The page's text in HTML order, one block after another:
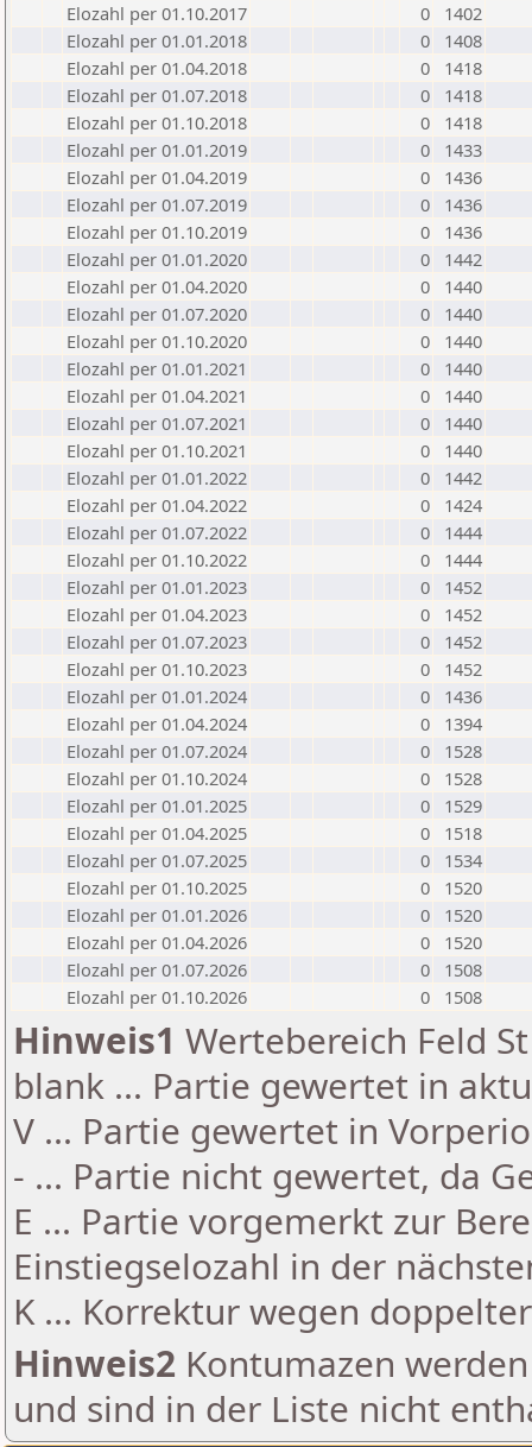
Elozahl per 01.10.2017
0
1402
Elozahl per 01.01.2018
0
1408
Elozahl per 01.04.2018
0
1418
Elozahl per 01.07.2018
0
1418
Elozahl per 01.10.2018
0
1418
Elozahl per 01.01.2019
0
1433
Elozahl per 01.04.2019
0
1436
Elozahl per 01.07.2019
0
1436
Elozahl per 01.10.2019
0
1436
Elozahl per 01.01.2020
0
1442
Elozahl per 01.04.2020
0
1440
Elozahl per 01.07.2020
0
1440
Elozahl per 01.10.2020
0
1440
Elozahl per 01.01.2021
0
1440
Elozahl per 01.04.2021
0
1440
Elozahl per 01.07.2021
0
1440
Elozahl per 01.10.2021
0
1440
Elozahl per 01.01.2022
0
1442
Elozahl per 01.04.2022
0
1424
Elozahl per 01.07.2022
0
1444
Elozahl per 01.10.2022
0
1444
Elozahl per 01.01.2023
0
1452
Elozahl per 01.04.2023
0
1452
Elozahl per 01.07.2023
0
1452
Elozahl per 01.10.2023
0
1452
Elozahl per 01.01.2024
0
1436
Elozahl per 01.04.2024
0
1394
Elozahl per 01.07.2024
0
1528
Elozahl per 01.10.2024
0
1528
Elozahl per 01.01.2025
0
1529
Elozahl per 01.04.2025
0
1518
Elozahl per 01.07.2025
0
1534
Elozahl per 01.10.2025
0
1520
Elozahl per 01.01.2026
0
1520
Elozahl per 01.04.2026
0
1520
Elozahl per 01.07.2026
0
1508
Elozahl per 01.10.2026
0 1508
Hinweis1 Wertebereich Feld
blank ... Partie gewertet in
V ... Partie gewertet in
- ... Partie nicht gewertet, da
E ... Partie vorgemerkt zur
Einstiegselozahl in der
K ... Korrektur wegen
Hinweis2 Kontumazen
und sind in der Liste nicht